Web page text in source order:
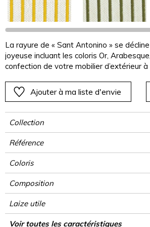
Rose
Rouge
Vert
Violet
Végétal
Végétal
La rayure de « Sant Antonino » se
joyeuse incluant les coloris Or,
confection de votre mobilier d’extérieur
moisissures et aux intempéries, ainsi
lumière. Le tissu « Sant Antonino » est
Ajouter à ma liste d'envie
Collection
Référence
Coloris
Composition
Laize utile
Raccord
Test Martindale
Usage
Siège à usage
Wyzenbeek
Sens
Poids g/m²
Performance Accoustique
Usage
Entretien
Pays d'origine
Rapport Horizontal
Caractéristiques Outdoor
Voir toutes les caractéristiques